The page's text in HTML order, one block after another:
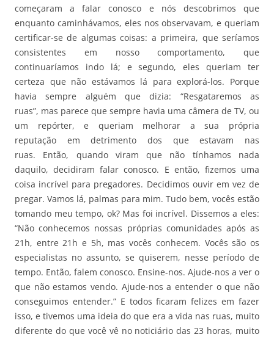
começaram a falar conosco e nós descobrimos que
enquanto caminhávamos, eles nos observavam, e queriam
certificar-se de algumas coisas: a primeira, que seríamos
consistentes em nosso comportamento, que
continuaríamos indo lá; e segundo, eles queriam ter
certeza que não estávamos lá para explorá-los. Porque
havia sempre alguém que dizia: “Resgataremos as
ruas”, mas parece que sempre havia uma câmera de TV, ou
um repórter, e queriam melhorar a sua própria
reputação em detrimento dos que estavam nas
ruas. Então, quando viram que não tínhamos nada
daquilo, decidiram falar conosco. E então, fizemos uma
coisa incrível para pregadores. Decidimos ouvir em vez de
pregar. Vamos lá, palmas para mim. Tudo bem, vocês estão
tomando meu tempo, ok? Mas foi incrível. Dissemos a eles:
“Não conhecemos nossas próprias comunidades após as
21h, entre 21h e 5h, mas vocês conhecem. Vocês são os
especialistas no assunto, se quiserem, nesse período de
tempo. Então, falem conosco. Ensine-nos. Ajude-nos a ver o
que não estamos vendo. Ajude-nos a entender o que não
conseguimos entender.” E todos ficaram felizes em fazer
isso, e tivemos uma ideia do que era a vida nas ruas, muito
diferente do que você vê no noticiário das 23 horas, muito